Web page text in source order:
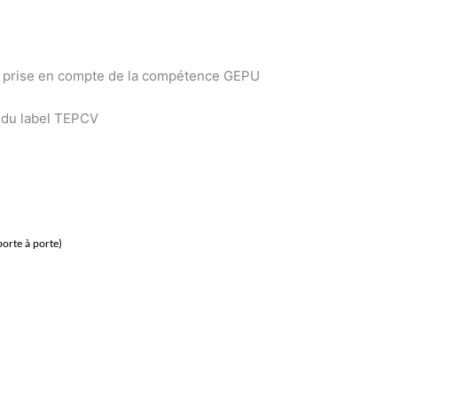
en compte de la compétence GEPU
label TEPCV
à porte)